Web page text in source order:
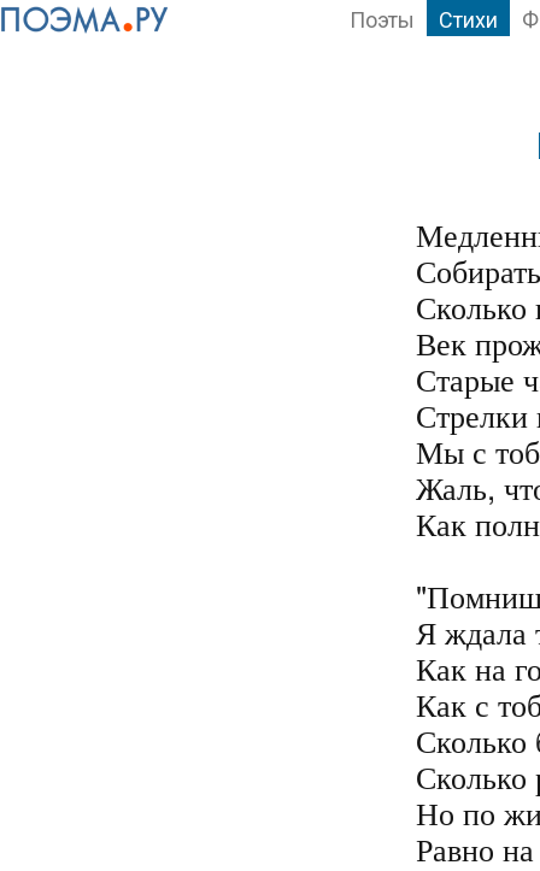
Поэты Стихи
Сколько
Век
Старые
Мы с
Жаль,
Как
Я ждала
Как на
Как с
Сколько
Сколько
Но по
Равно